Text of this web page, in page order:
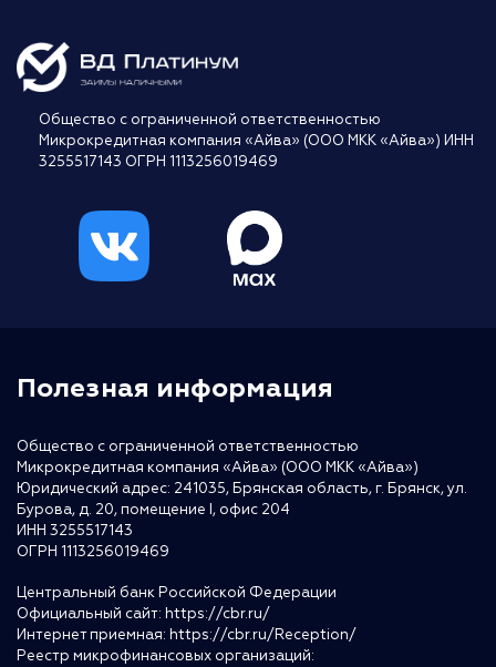
Общество с ограниченной ответственностью
Микрокредитная компания «Айва» (ООО МКК «Айва») ИНН
3255517143 ОГРН 1113256019469
Полезная информация
Общество с ограниченной ответственностью
Микрокредитная компания «Айва» (ООО МКК «Айва»)
Юридический адрес: 241035, Брянская область, г. Брянск, ул.
Бурова, д. 20, помещение I, офис 204
ИНН 3255517143
ОГРН 1113256019469
Центральный банк Российской Федерации
Официальный сайт: https://cbr.ru/
Интернет приемная: https://cbr.ru/Reception/
Реестр микрофинансовых организаций: